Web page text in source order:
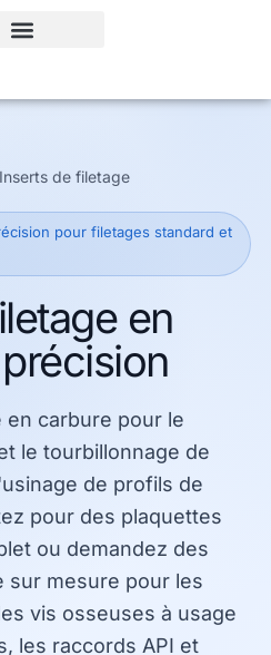
de filetage
pour filetages standard et
en
en carbure pour le
le tourbillonnage de
de profils de
pour des plaquettes
ou demandez des
sur mesure pour les
vis osseuses à usage
les raccords API et